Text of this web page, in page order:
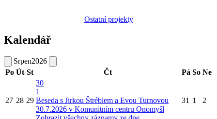
Ostatní projekty
Kalendář
Srpen2026
Po Út St Čt Pá So Ne
27 28 29
30
1
Beseda s Jirkou Štréblem a Evou Turnovou
30.7.2026 v Komunitním centru Onomyšl
31 1 2